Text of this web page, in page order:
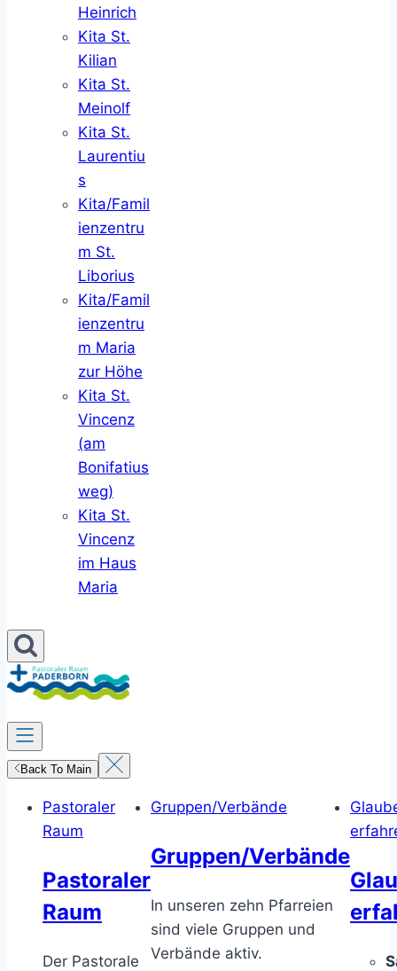
Heinrich
Kita St.
Kilian
Kita St.
Meinolf
Kita St.
Laurentiu
s
Kita/Famil
ienzentru
m St.
Liborius
Kita/Famil
ienzentru
m Maria
zur Höhe
Kita St.
Vincenz
(am
Bonifatius
weg)
Kita St.
Vincenz
im Haus
Maria
Back To Main
Pastoraler
Raum
Pastoraler
Raum
Der Pastorale
Gruppen/Verbände
Gruppen/Verbände
In unseren zehn Pfarreien
sind viele Gruppen und
Verbände aktiv.